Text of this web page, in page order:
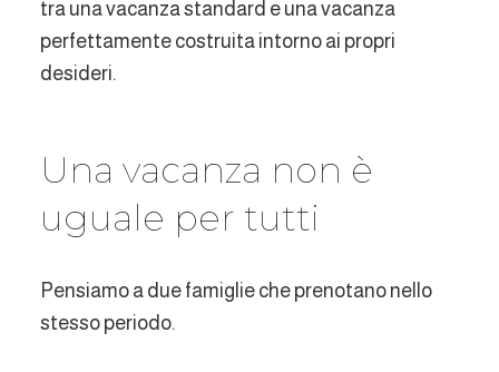
tra una vacanza standard e una vacanza
perfettamente costruita intorno ai propri
desideri.
Una vacanza non è
uguale per tutti
Pensiamo a due famiglie che prenotano nello
stesso periodo.